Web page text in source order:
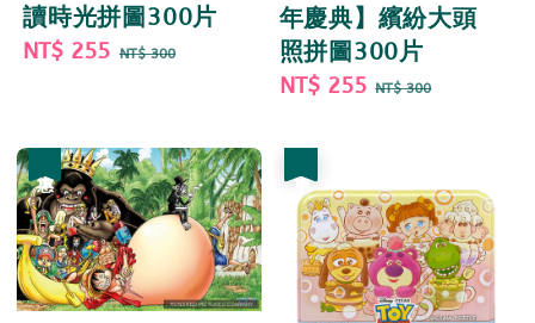
讀時光拼圖300片
Sale
NT$ 255 Regular
NT$ 300
年慶典】繽紛大頭
照拼圖300片
Sale
NT$ 255 Regular
NT$ 300